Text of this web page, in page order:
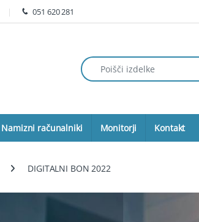
051 620 281
Išči:
Namizni računalniki Monitorji Kontakt
DIGITALNI BON 2022